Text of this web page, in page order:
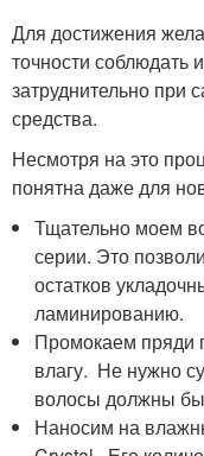
Для достижения
точности соблюдать
затруднительно при
средства.
Несмотря на это
понятна даже для
Тщательно моем
серии. Это
остатков
ламинированию.
Промокаем пряди
влагу. Не нужно
волосы должны
Наносим на